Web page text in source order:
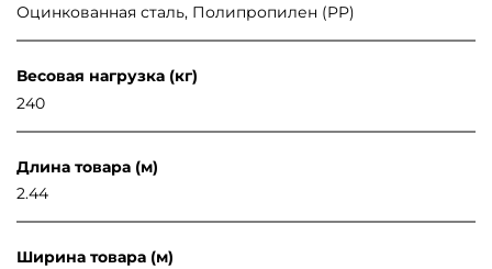
Оцинкованная сталь, Полипропилен (PP)
Весовая нагрузка (кг)
240
Длина товара (м)
2.44
Ширина товара (м)